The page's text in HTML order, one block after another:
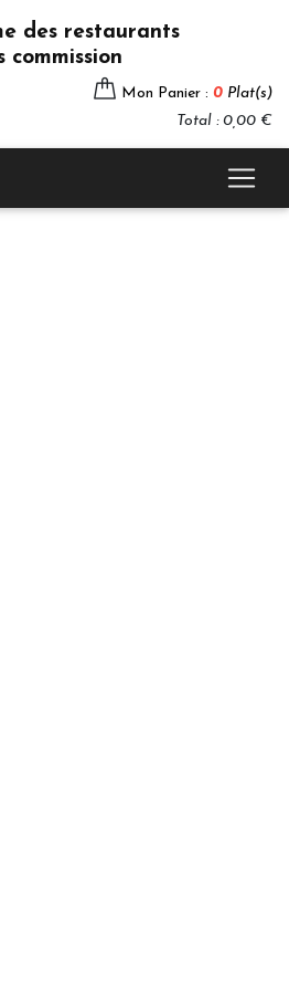
des restaurants
commission
Mon Panier : 0 Plat(s)
Total : 0,00 €